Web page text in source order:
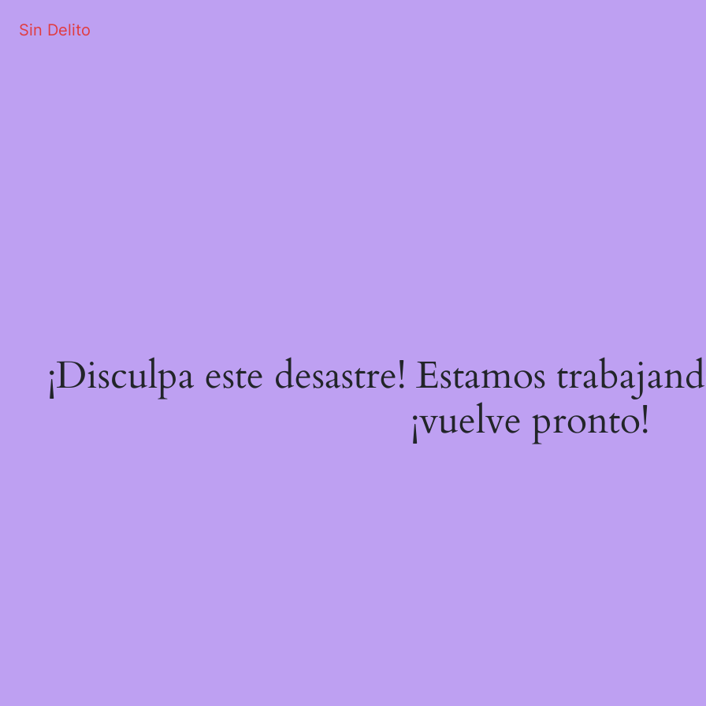
Sin Delito
¡Disculpa este desastre! Estamos
¡vuelve pronto!